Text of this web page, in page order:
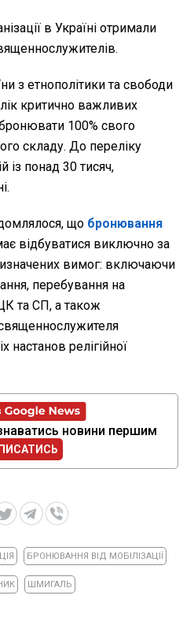
в Україні отримали
з етнополітики та свободи
критично важливих
100% свого
складу. До переліку
із понад 30 тисяч,
що бронювання
відбуватися виключно за
вимог: включаючи
перебування на
та СП, а також
настанов релігійної
новини першим
БРОНЮВАННЯ ВІД МОБІЛІЗАЦІЇ
ШМИГАЛЬ